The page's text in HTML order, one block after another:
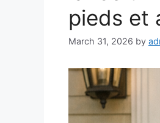
pieds et
March 31, 2026 by